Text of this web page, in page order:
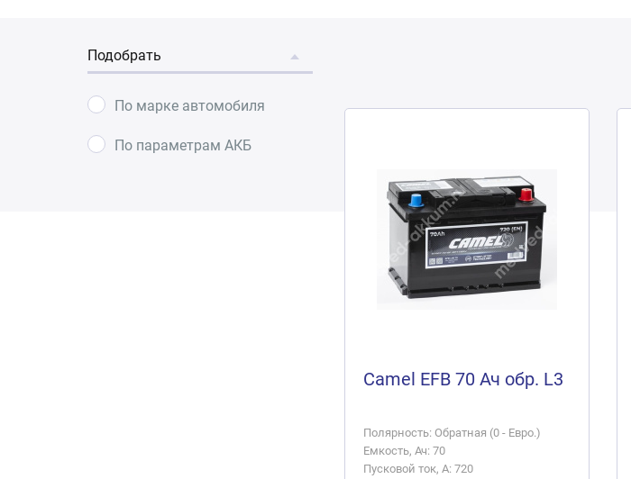
Подобрать
По марке автомобиля
По параметрам АКБ
Camel EFB 70 Ач обр. L3
Полярность: Обратная (0 - Евро.)
Емкость, Ач: 70
Пусковой ток, А: 720